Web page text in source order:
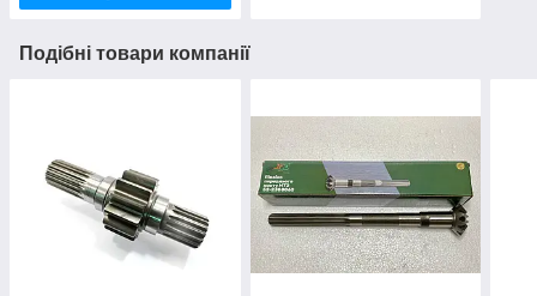
Подібні товари компанії